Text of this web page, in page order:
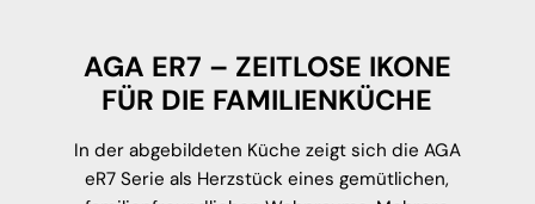
AGA ER7 – ZEITLOSE IKONE
FÜR DIE FAMILIENKÜCHE
In der abgebildeten Küche zeigt sich die AGA
eR7 Serie als Herzstück eines gemütlichen,